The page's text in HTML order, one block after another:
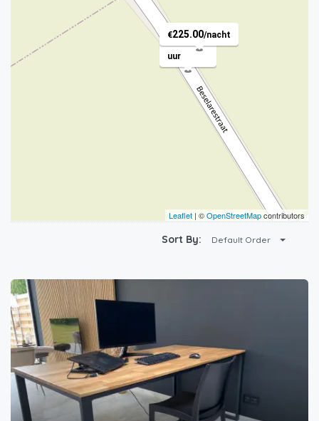
€0.00/per
uur
€225.00/nacht
Leaflet | ©OpenStreetMapcontributors
Sort By: Default Order